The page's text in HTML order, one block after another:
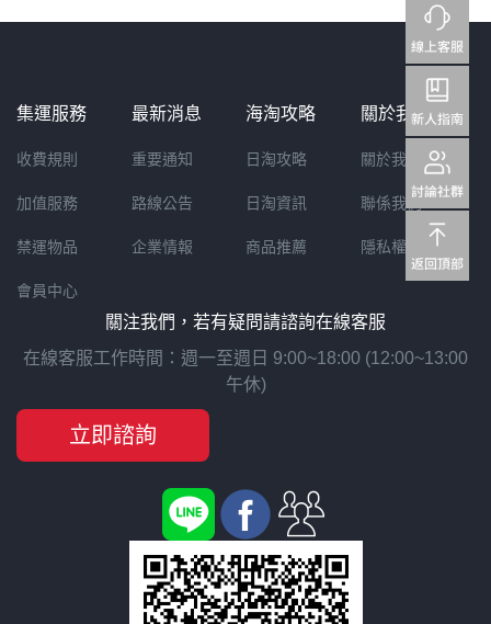
集運服務
收費規則
加值服務
禁運物品
會員中心
最新消息
重要通知
路線公告
企業情報
海淘攻略
日淘攻略
日淘資訊
商品推薦
關於我們
關於我們
聯係我們
隱私權聲明
關注我們，若有疑問請諮詢在線客服
在線客服工作時間：週一至週日 9:00~18:00 (12:00~13:00
午休)
立即諮詢